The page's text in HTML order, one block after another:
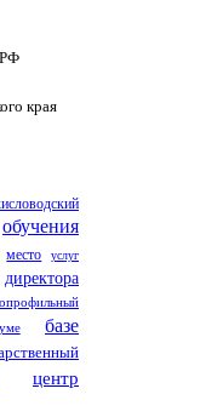
края
обучения
место услуг
директора
базе
центр